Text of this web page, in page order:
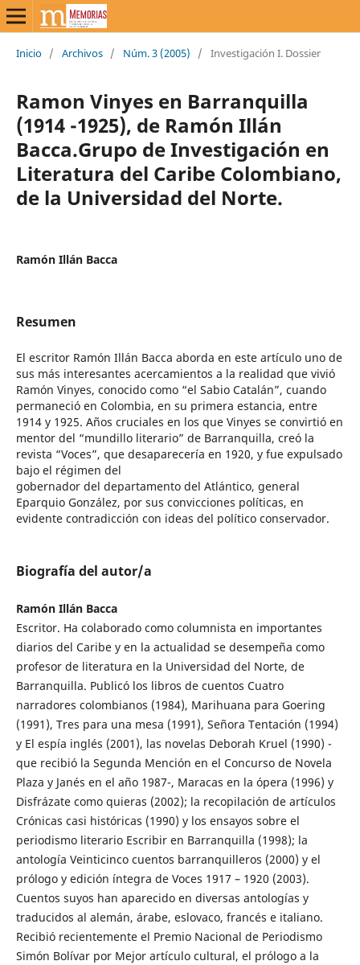
Inicio / Archivos / Núm. 3 (2005) / Investigación I. Dossier
Ramon Vinyes en Barranquilla
(1914 -1925), de Ramón Illán
Bacca.Grupo de Investigación en
Literatura del Caribe Colombiano,
de la Universidad del Norte.
Ramón Illán Bacca
Resumen
El escritor Ramón Illán Bacca aborda en este artículo uno de
sus más interesantes acercamientos a la realidad que vivió
Ramón Vinyes, conocido como “el Sabio Catalán”, cuando
permaneció en Colombia, en su primera estancia, entre
1914 y 1925. Años cruciales en los que Vinyes se convirtió en
mentor del “mundillo literario” de Barranquilla, creó la
revista “Voces”, que desaparecería en 1920, y fue expulsado
bajo el régimen del
gobernador del departamento del Atlántico, general
Eparquio González, por sus convicciones políticas, en
evidente contradicción con ideas del político conservador.
Biografía del autor/a
Ramón Illán Bacca
Escritor. Ha colaborado como columnista en importantes
diarios del Caribe y en la actualidad se desempeña como
profesor de literatura en la Universidad del Norte, de
Barranquilla. Publicó los libros de cuentos Cuatro
narradores colombianos (1984), Marihuana para Goering
(1991), Tres para una mesa (1991), Señora Tentación (1994)
y El espía inglés (2001), las novelas Deborah Kruel (1990) -
que recibió la Segunda Mención en el Concurso de Novela
Plaza y Janés en el año 1987-, Maracas en la ópera (1996) y
Disfrázate como quieras (2002); la recopilación de artículos
Crónicas casi históricas (1990) y los ensayos sobre el
periodismo literario Escribir en Barranquilla (1998); la
antología Veinticinco cuentos barranquilleros (2000) y el
prólogo y edición íntegra de Voces 1917 – 1920 (2003).
Cuentos suyos han aparecido en diversas antologías y
traducidos al alemán, árabe, eslovaco, francés e italiano.
Recibió recientemente el Premio Nacional de Periodismo
Simón Bolívar por Mejor artículo cultural, el prólogo a la